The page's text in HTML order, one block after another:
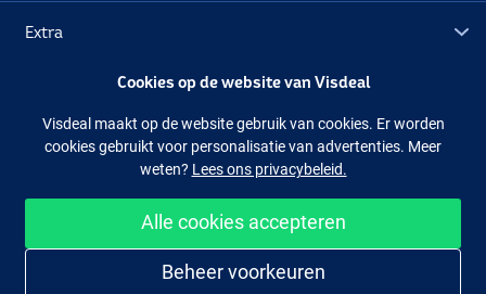
Extra
Facebook Instagram
Makkelijk en veilig shoppen
Cookies op de website van Visdeal
Visdeal maakt op de website gebruik van cookies. Er worden
cookies gebruikt voor personalisatie van advertenties. Meer
weten? Lees ons privacybeleid.
Alle cookies accepteren
Beheer voorkeuren